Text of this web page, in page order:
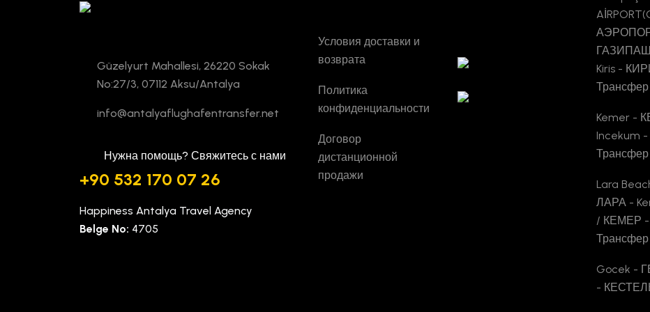
Güzelyurt Mahallesi, 26220 Sokak
No:27/3, 07112 Aksu/Antalya
info@antalyaflughafentransfer.net
Нужна помощь? Свяжитесь с нами
+90 532 170 07 26
Happiness Antalya Travel Agency
Belge No: 4705
Условия доставки и
возврата
Политика
конфиденциальности
Договор
дистанционной
продажи
Kiris -
Трансфер
Kemer -
Incekum
Трансфер
Lara
ЛАРА -
/ КЕМЕР
Трансфер
Gocek -
-